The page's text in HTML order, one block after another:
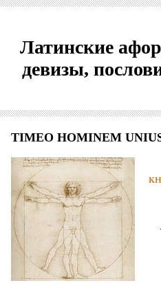
Латинские
девизы,
TIMEO HOMINEM